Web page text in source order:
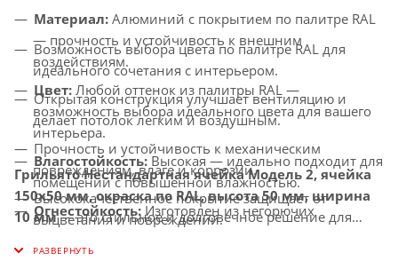
Материал: Алюминий с покрытием по палитре RAL
— прочность и устойчивость к внешним
воздействиям.
Цвет: Любой оттенок из палитры RAL —
возможность выбора идеального цвета для вашего
интерьера.
Влагостойкость: Высокая — идеально подходит для
помещений с повышенной влажностью.
Огнестойкость: Изготовлен из негорючих
материалов, соответствует современным стандартам
безопасности.
Возможность выбора цвета по палитре RAL для
идеального сочетания с интерьером.
Открытая конструкция улучшает вентиляцию и
делает потолок легким и воздушным.
Прочность и устойчивость к механическим
повреждениям, влаге и коррозии.
Высококачественное покрытие защищает от
выцветания и повреждений.
Универсальное применение — идеально подходит
Грильято Нестандартная ячейка Модель 2, ячейка
150х50 мм, окраска по RAL, высота 50 мм, ширина
10 мм— это стильное и долговечное решение для
которое придаст вашему интерьеру современный и